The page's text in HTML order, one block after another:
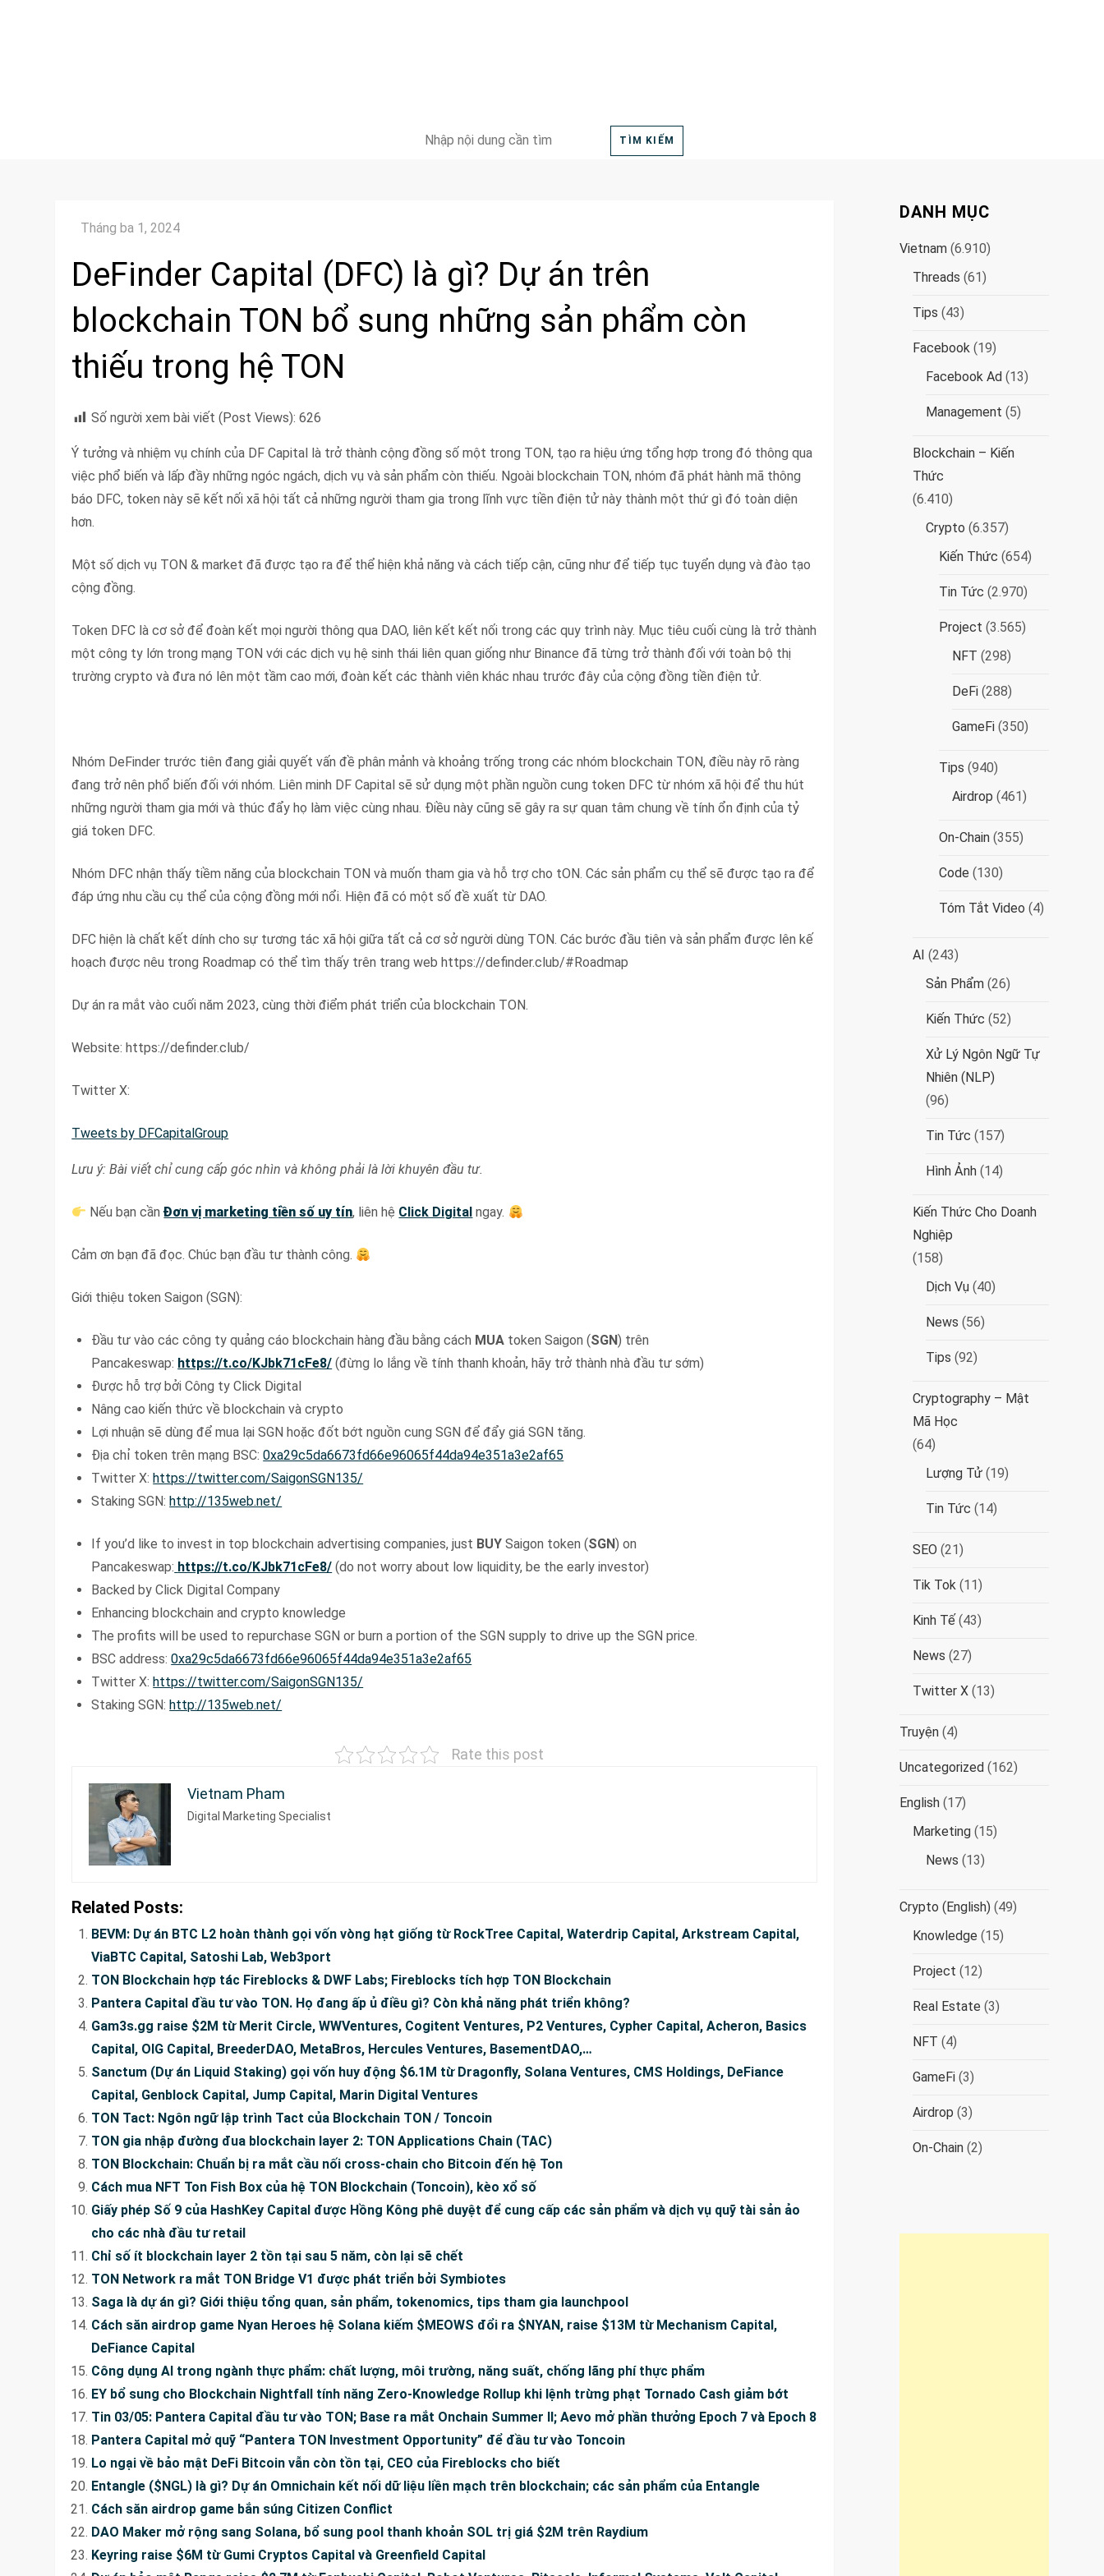
Search
TÌM KIẾM
DeFinder Capital (DFC) là gì? Dự án trên
blockchain TON bổ sung những sản phẩm còn
thiếu trong hệ TON
Số người xem bài viết (Post Views): 626
Ý tưởng và nhiệm vụ chính của DF Capital là trở thành cộng đồng số một trong TON, tạo ra hiệu ứng tổng hợp trong đó thông qua
việc phổ biến và lấp đầy những ngóc ngách, dịch vụ và sản phẩm còn thiếu. Ngoài blockchain TON, nhóm đã phát hành mã thông
báo DFC, token này sẽ kết nối xã hội tất cả những người tham gia trong lĩnh vực tiền điện tử này thành một thứ gì đó toàn diện
hơn.
Một số dịch vụ TON & market đã được tạo ra để thể hiện khả năng và cách tiếp cận, cũng như để tiếp tục tuyển dụng và đào tạo
cộng đồng.
Token DFC là cơ sở để đoàn kết mọi người thông qua DAO, liên kết kết nối trong các quy trình này. Mục tiêu cuối cùng là trở thành
một công ty lớn trong mạng TON với các dịch vụ hệ sinh thái liên quan giống như Binance đã từng trở thành đối với toàn bộ thị
trường crypto và đưa nó lên một tầm cao mới, đoàn kết các thành viên khác nhau trước đây của cộng đồng tiền điện tử.
Nhóm DeFinder trước tiên đang giải quyết vấn đề phân mảnh và khoảng trống trong các nhóm blockchain TON, điều này rõ ràng
đang trở nên phổ biến đối với nhóm. Liên minh DF Capital sẽ sử dụng một phần nguồn cung token DFC từ nhóm xã hội để thu hút
những người tham gia mới và thúc đẩy họ làm việc cùng nhau. Điều này cũng sẽ gây ra sự quan tâm chung về tính ổn định của tỷ
giá token DFC.
Nhóm DFC nhận thấy tiềm năng của blockchain TON và muốn tham gia và hỗ trợ cho tON. Các sản phẩm cụ thể sẽ được tạo ra để
đáp ứng nhu cầu cụ thể của cộng đồng mới nổi. Hiện đã có một số đề xuất từ ​​DAO.
DFC hiện là chất kết dính cho sự tương tác xã hội giữa tất cả cơ sở người dùng TON. Các bước đầu tiên và sản phẩm được lên kế
hoạch được nêu trong Roadmap có thể tìm thấy trên trang web https://definder.club/#Roadmap
Dự án ra mắt vào cuối năm 2023, cùng thời điểm phát triển của blockchain TON.
Website: https://definder.club/
Twitter X:
Tweets by DFCapitalGroup
Lưu ý: Bài viết chỉ cung cấp góc nhìn và không phải là lời khuyên đầu tư.
Nếu bạn cầnĐơn vị marketing tiền số uy tín, liên hệ Click Digital ngay.
Cảm ơn bạn đã đọc. Chúc bạn đầu tư thành công.
Giới thiệu token Saigon (SGN):
Đầu tư vào các công ty quảng cáo blockchain hàng đầu bằng cách MUA token Saigon (SGN) trên
Pancakeswap: https://t.co/KJbk71cFe8/ (đừng lo lắng về tính thanh khoản, hãy trở thành nhà đầu tư sớm)
Được hỗ trợ bởi Công ty Click Digital
Nâng cao kiến thức về blockchain và crypto
Lợi nhuận sẽ dùng để mua lại SGN hoặc đốt bớt nguồn cung SGN để đẩy giá SGN tăng.
Địa chỉ token trên mạng BSC:0xa29c5da6673fd66e96065f44da94e351a3e2af65
Twitter X:https://twitter.com/SaigonSGN135/
Staking SGN:http://135web.net/
If you’d like to invest in top blockchain advertising companies, just BUY Saigon token (SGN) on
Pancakeswap: https://t.co/KJbk71cFe8/ (do not worry about low liquidity, be the early investor)
Backed by Click Digital Company
Enhancing blockchain and crypto knowledge
The profits will be used to repurchase SGN or burn a portion of the SGN supply to drive up the SGN price.
BSC address:0xa29c5da6673fd66e96065f44da94e351a3e2af65
Twitter X:https://twitter.com/SaigonSGN135/
Staking SGN:http://135web.net/
Rate this post
Vietnam Pham
Digital Marketing Specialist
Related Posts:
BEVM: Dự án BTC L2 hoàn thành gọi vốn vòng hạt giống từ RockTree Capital, Waterdrip Capital, Arkstream Capital,
ViaBTC Capital, Satoshi Lab, Web3port
TON Blockchain hợp tác Fireblocks & DWF Labs; Fireblocks tích hợp TON Blockchain
Pantera Capital đầu tư vào TON. Họ đang ấp ủ điều gì? Còn khả năng phát triển không?
Gam3s.gg raise $2M từ Merit Circle, WWVentures, Cogitent Ventures, P2 Ventures, Cypher Capital, Acheron, Basics
Capital, OIG Capital, BreederDAO, MetaBros, Hercules Ventures, BasementDAO,…
Sanctum (Dự án Liquid Staking) gọi vốn huy động $6.1M từ Dragonfly, Solana Ventures, CMS Holdings, DeFiance
Capital, Genblock Capital, Jump Capital, Marin Digital Ventures
TON Tact: Ngôn ngữ lập trình Tact của Blockchain TON / Toncoin
TON gia nhập đường đua blockchain layer 2: TON Applications Chain (TAC)
TON Blockchain: Chuẩn bị ra mắt cầu nối cross-chain cho Bitcoin đến hệ Ton
Cách mua NFT Ton Fish Box của hệ TON Blockchain (Toncoin), kèo xổ số
Giấy phép Số 9 của HashKey Capital được Hồng Kông phê duyệt để cung cấp các sản phẩm và dịch vụ quỹ tài sản ảo
cho các nhà đầu tư retail
Chỉ số ít blockchain layer 2 tồn tại sau 5 năm, còn lại sẽ chết
TON Network ra mắt TON Bridge V1 được phát triển bởi Symbiotes
Saga là dự án gì? Giới thiệu tổng quan, sản phẩm, tokenomics, tips tham gia launchpool
Cách săn airdrop game Nyan Heroes hệ Solana kiếm $MEOWS đổi ra $NYAN, raise $13M từ Mechanism Capital,
DeFiance Capital
Công dụng AI trong ngành thực phẩm: chất lượng, môi trường, năng suất, chống lãng phí thực phẩm
EY bổ sung cho Blockchain Nightfall tính năng Zero-Knowledge Rollup khi lệnh trừng phạt Tornado Cash giảm bớt
Tin 03/05: Pantera Capital đầu tư vào TON; Base ra mắt Onchain Summer II; Aevo mở phần thưởng Epoch 7 và Epoch 8
Pantera Capital mở quỹ “Pantera TON Investment Opportunity” để đầu tư vào Toncoin
Lo ngại về bảo mật DeFi Bitcoin vẫn còn tồn tại, CEO của Fireblocks cho biết
Entangle ($NGL) là gì? Dự án Omnichain kết nối dữ liệu liền mạch trên blockchain; các sản phẩm của Entangle
Cách săn airdrop game bắn súng Citizen Conflict
DAO Maker mở rộng sang Solana, bổ sung pool thanh khoản SOL trị giá $2M trên Raydium
Keyring raise $6M từ Gumi Cryptos Capital và Greenfield Capital
DANH MỤC
Vietnam (6.910)
Threads (61)
Tips (43)
Facebook (19)
Facebook Ad (13)
Management (5)
Blockchain – Kiến
Thức
(6.410)
Crypto (6.357)
Kiến Thức (654)
Tin Tức (2.970)
Project (3.565)
NFT (298)
DeFi (288)
GameFi (350)
Tips (940)
Airdrop (461)
On-Chain (355)
Code (130)
Tóm Tắt Video (4)
AI (243)
Sản Phẩm (26)
Kiến Thức (52)
Xử Lý Ngôn Ngữ Tự
Nhiên (NLP)
(96)
Tin Tức (157)
Hình Ảnh (14)
Kiến Thức Cho Doanh
Nghiệp
(158)
Dịch Vụ (40)
News (56)
Tips (92)
Cryptography – Mật
Mã Học
(64)
Lượng Tử (19)
Tin Tức (14)
SEO (21)
Tik Tok (11)
Kinh Tế (43)
News (27)
Twitter X (13)
Truyện (4)
Uncategorized (162)
English (17)
Marketing (15)
News (13)
Crypto (English) (49)
Knowledge (15)
Project (12)
Real Estate (3)
NFT (4)
GameFi (3)
Airdrop (3)
On-Chain (2)